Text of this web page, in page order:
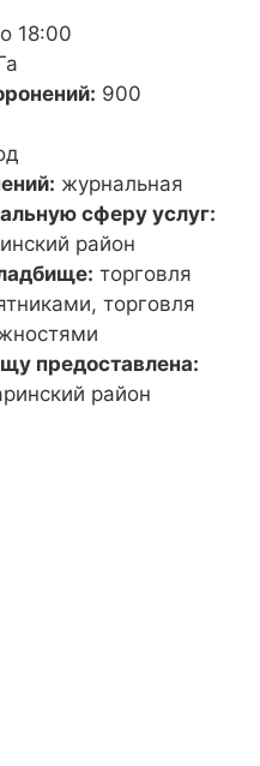
18:00
900
журнальная
сферу услуг:
район
торговля
торговля
предоставлена:
район